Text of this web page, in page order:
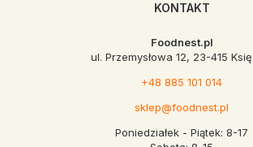
KONTAKT
Foodnest.pl
ul. Przemysłowa 12, 23-415
+48 885 101 014
sklep@foodnest.pl
Poniedziałek - Piątek: 8-17